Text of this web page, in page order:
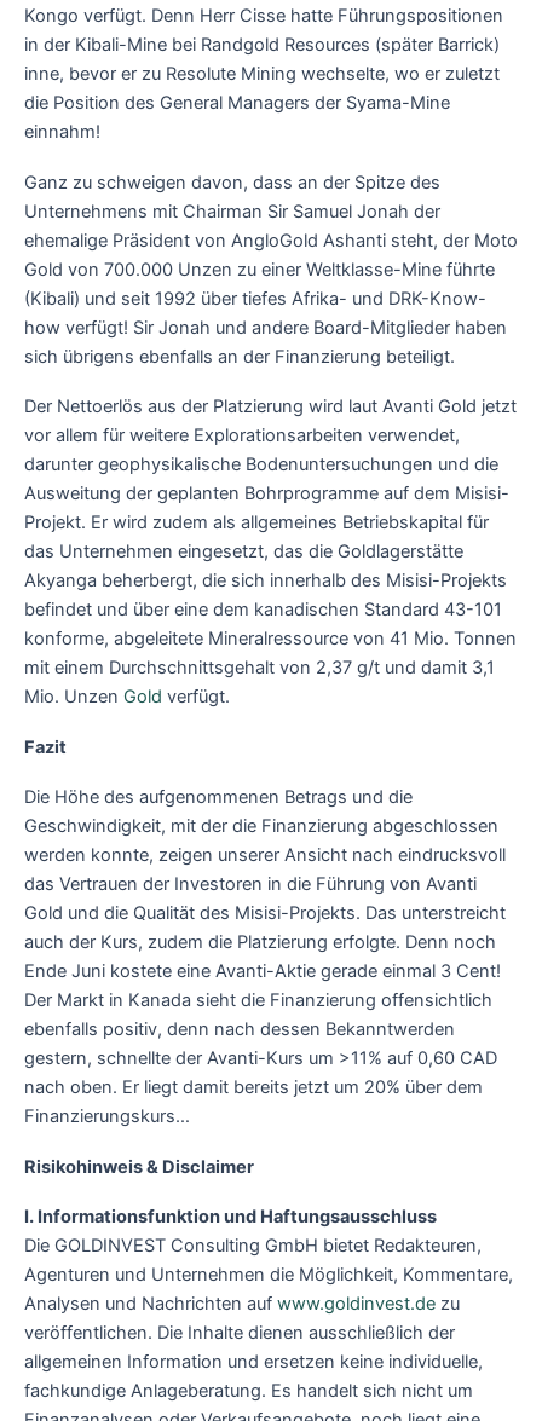
Kongo verfügt. Denn Herr Cisse hatte Führungspositionen
in der Kibali-Mine bei Randgold Resources (später Barrick)
inne, bevor er zu Resolute Mining wechselte, wo er zuletzt
die Position des General Managers der Syama-Mine
einnahm!
Ganz zu schweigen davon, dass an der Spitze des
Unternehmens mit Chairman Sir Samuel Jonah der
ehemalige Präsident von AngloGold Ashanti steht, der Moto
Gold von 700.000 Unzen zu einer Weltklasse-Mine führte
(Kibali) und seit 1992 über tiefes Afrika- und DRK-Know-
how verfügt! Sir Jonah und andere Board-Mitglieder haben
sich übrigens ebenfalls an der Finanzierung beteiligt.
Der Nettoerlös aus der Platzierung wird laut Avanti Gold jetzt
vor allem für weitere Explorationsarbeiten verwendet,
darunter geophysikalische Bodenuntersuchungen und die
Ausweitung der geplanten Bohrprogramme auf dem Misisi-
Projekt. Er wird zudem als allgemeines Betriebskapital für
das Unternehmen eingesetzt, das die Goldlagerstätte
Akyanga beherbergt, die sich innerhalb des Misisi-Projekts
befindet und über eine dem kanadischen Standard 43-101
konforme, abgeleitete Mineralressource von 41 Mio. Tonnen
mit einem Durchschnittsgehalt von 2,37 g/t und damit 3,1
Mio. Unzen Gold verfügt.
Fazit
Die Höhe des aufgenommenen Betrags und die
Geschwindigkeit, mit der die Finanzierung abgeschlossen
werden konnte, zeigen unserer Ansicht nach eindrucksvoll
das Vertrauen der Investoren in die Führung von Avanti
Gold und die Qualität des Misisi-Projekts. Das unterstreicht
auch der Kurs, zudem die Platzierung erfolgte. Denn noch
Ende Juni kostete eine Avanti-Aktie gerade einmal 3 Cent!
Der Markt in Kanada sieht die Finanzierung offensichtlich
ebenfalls positiv, denn nach dessen Bekanntwerden
gestern, schnellte der Avanti-Kurs um >11% auf 0,60 CAD
nach oben. Er liegt damit bereits jetzt um 20% über dem
Finanzierungskurs…
Risikohinweis & Disclaimer
I. Informationsfunktion und Haftungsausschluss
Die GOLDINVEST Consulting GmbH bietet Redakteuren,
Agenturen und Unternehmen die Möglichkeit, Kommentare,
Analysen und Nachrichten auf www.goldinvest.de zu
veröffentlichen. Die Inhalte dienen ausschließlich der
allgemeinen Information und ersetzen keine individuelle,
fachkundige Anlageberatung. Es handelt sich nicht um